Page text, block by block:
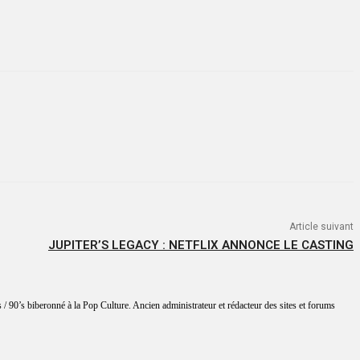
Article suivant
JUPITER’S LEGACY : NETFLIX ANNONCE LE CASTING
biberonné à la Pop Culture. Ancien administrateur et rédacteur des sites et forums